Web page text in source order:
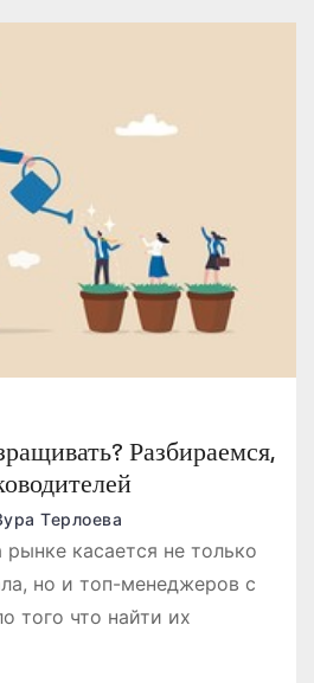
Разбираемся,
Терлоева
касается не только
но и топ-менеджеров с
того что найти их